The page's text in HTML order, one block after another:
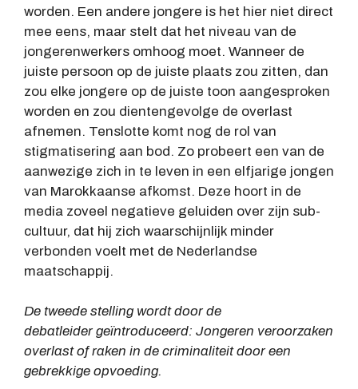
worden. Een andere jongere is het hier niet direct
mee eens, maar stelt dat het niveau van de
jongerenwerkers omhoog moet. Wanneer de
juiste persoon op de juiste plaats zou zitten, dan
zou elke jongere op de juiste toon aangesproken
worden en zou dientengevolge de overlast
afnemen. Tenslotte komt nog de rol van
stigmatisering aan bod. Zo probeert een van de
aanwezige zich in te leven in een elfjarige jongen
van Marokkaanse afkomst. Deze hoort in de
media zoveel negatieve geluiden over zijn sub-
cultuur, dat hij zich waarschijnlijk minder
verbonden voelt met de Nederlandse
maatschappij.
De tweede stelling wordt door de
debatleider geïntroduceerd: Jongeren veroorzaken
overlast of raken in de criminaliteit door een
gebrekkige opvoeding.